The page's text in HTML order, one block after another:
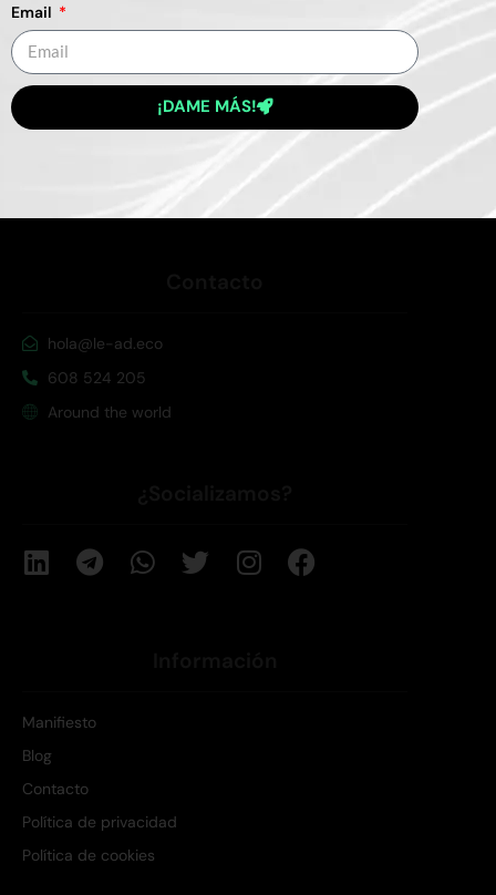
transparente
QUIERO UNA PROPUESTA
hola@le-ad.eco
608 524 205
Around the world
Manifiesto
Blog
Contacto
Política de privacidad
Política de cookies
Email
¡DAME MÁS!